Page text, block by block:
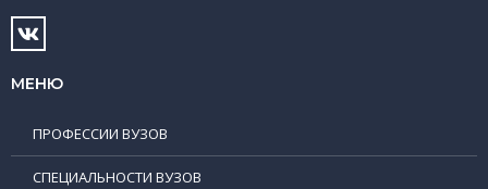
МЕНЮ
ПРОФЕССИИ ВУЗОВ
СПЕЦИАЛЬНОСТИ ВУЗОВ